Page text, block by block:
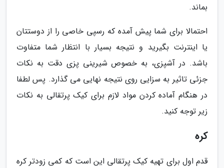
بماند.
احتمالا برای شما پیش آمده که رسپی خاصی را از دوستتان
یا اینترنت بگیرید و نتیجه بسیار با انتظار شما متفاوت
باشد. در آشپزی، به خصوص شیرینی پزی دقت به نکات
جزئی تاثیر به سزایی روی نتیجه نهایی می گذارد. پس لطفا
در هنگام آماده کردن مواد لازم برای کیک پرتقالی به نکات
زیر توجه کنید.
کره
قدم اول برای تهیه کیک پرتقالی این است که کمی زودتر کره